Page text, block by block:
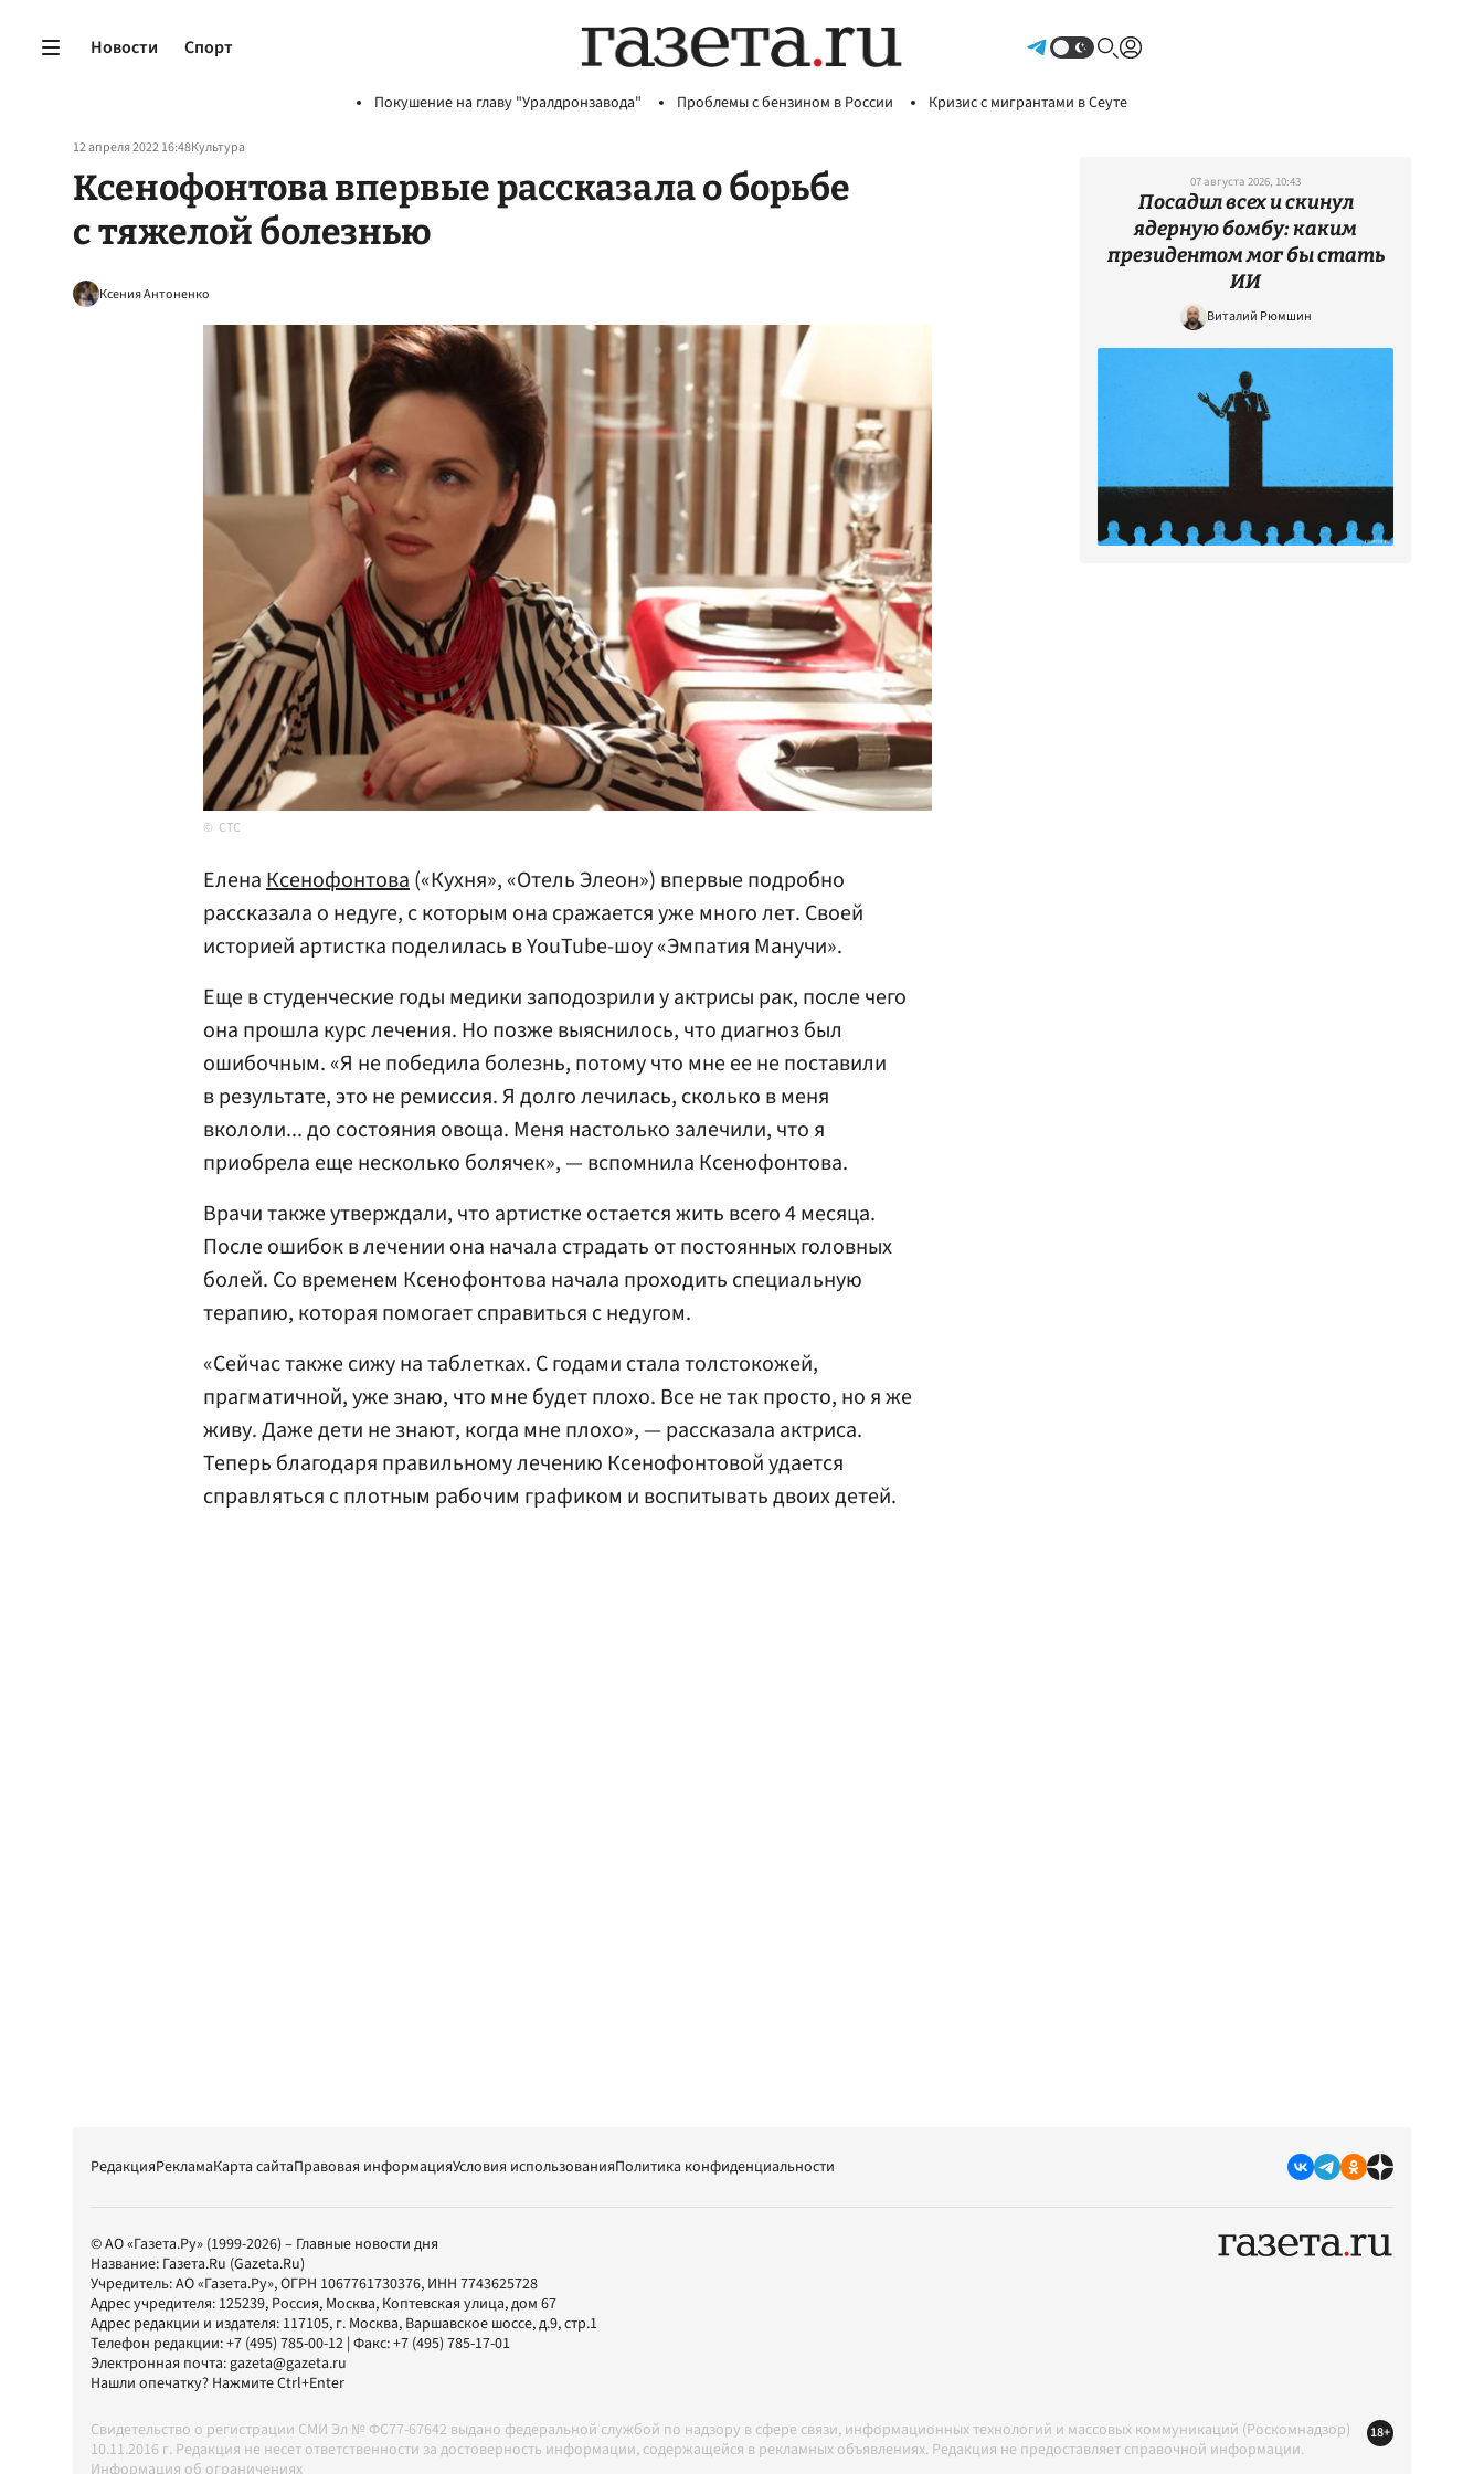
Новости Спорт
Покушение на главу "Уралдронзавода" Проблемы с бензином в России Кризис с мигрантами в Сеуте
12 апреля 2022 16:48Культура
Ксенофонтова впервые рассказала о борьбе
с тяжелой болезнью
Ксения Антоненко
СТС
ЕленаКсенофонтова(«Кухня», «Отель Элеон») впервые подробно
рассказала о недуге, с которым она сражается уже много лет. Своей
историей артистка поделилась в YouTube-шоу «Эмпатия Манучи».
Еще в студенческие годы медики заподозрили у актрисы рак, после чего
она прошла курс лечения. Но позже выяснилось, что диагноз был
ошибочным. «Я не победила болезнь, потому что мне ее не поставили
в результате, это не ремиссия. Я долго лечилась, сколько в меня
вкололи... до состояния овоща. Меня настолько залечили, что я
приобрела еще несколько болячек», — вспомнила Ксенофонтова.
Врачи также утверждали, что артистке остается жить всего 4 месяца.
После ошибок в лечении она начала страдать от постоянных головных
болей. Со временем Ксенофонтова начала проходить специальную
терапию, которая помогает справиться с недугом.
«Сейчас также сижу на таблетках. С годами стала толстокожей,
прагматичной, уже знаю, что мне будет плохо. Все не так просто, но я же
живу. Даже дети не знают, когда мне плохо», — рассказала актриса.
Теперь благодаря правильному лечению Ксенофонтовой удается
справляться с плотным рабочим графиком и воспитывать двоих детей.
07 августа 2026, 10:43
Посадил всех и скинул
ядерную бомбу: каким
президентом мог бы стать
ИИ
Виталий Рюмшин
РедакцияРекламаКарта сайтаПравовая информацияУсловия использованияПолитика конфиденциальности
© АО «Газета.Ру» (1999-2026) – Главные новости дня
Название: Газета.Ru (Gazeta.Ru)
Учредитель:АО «Газета.Ру», ОГРН 1067761730376, ИНН 7743625728
Адрес учредителя: 125239, Россия, Москва, Коптевская улица, дом 67
Адрес редакции и издателя: 117105, г. Москва, Варшавское шоссе, д.9, стр.1
Телефон редакции:+7 (495) 785-00-12 | Факс:+7 (495) 785-17-01
Электронная почта:gazeta@gazeta.ru
Нашли опечатку? Нажмите Ctrl+Enter
Свидетельство о регистрации СМИ Эл № ФС77-67642 выдано федеральной службой по надзору в сфере связи, информационных технологий и массовых коммуникаций (Роскомнадзор)
10.11.2016 г. Редакция не несет ответственности за достоверность информации, содержащейся в рекламных объявлениях. Редакция не предоставляет справочной информации.
Информация об ограничениях
18+